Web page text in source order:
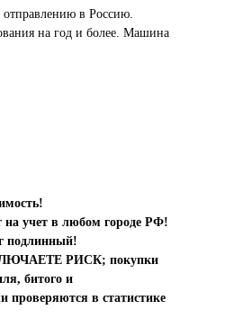
в Россию.
на год и более. Машина
на учет в любом городе РФ!
подлинный!
РИСК; покупки
битого и
проверяются в статистике